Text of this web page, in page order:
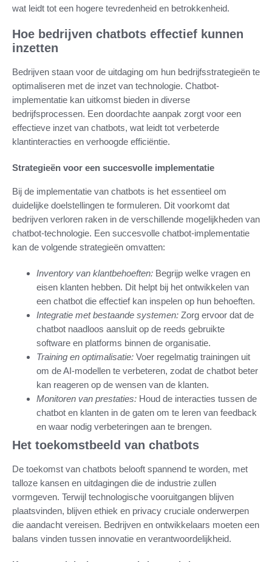
wat leidt tot een hogere tevredenheid en betrokkenheid.
Hoe bedrijven chatbots effectief kunnen
inzetten
Bedrijven staan voor de uitdaging om hun bedrijfsstrategieën te
optimaliseren met de inzet van technologie. Chatbot-
implementatie kan uitkomst bieden in diverse
bedrijfsprocessen. Een doordachte aanpak zorgt voor een
effectieve inzet van chatbots, wat leidt tot verbeterde
klantinteracties en verhoogde efficiëntie.
Strategieën voor een succesvolle implementatie
Bij de implementatie van chatbots is het essentieel om
duidelijke doelstellingen te formuleren. Dit voorkomt dat
bedrijven verloren raken in de verschillende mogelijkheden van
chatbot-technologie. Een succesvolle chatbot-implementatie
kan de volgende strategieën omvatten:
Inventory van klantbehoeften: Begrijp welke vragen en
eisen klanten hebben. Dit helpt bij het ontwikkelen van
een chatbot die effectief kan inspelen op hun behoeften.
Integratie met bestaande systemen: Zorg ervoor dat de
chatbot naadloos aansluit op de reeds gebruikte
software en platforms binnen de organisatie.
Training en optimalisatie: Voer regelmatig trainingen uit
om de AI-modellen te verbeteren, zodat de chatbot beter
kan reageren op de wensen van de klanten.
Monitoren van prestaties: Houd de interacties tussen de
chatbot en klanten in de gaten om te leren van feedback
en waar nodig verbeteringen aan te brengen.
Het toekomstbeeld van chatbots
De toekomst van chatbots belooft spannend te worden, met
talloze kansen en uitdagingen die de industrie zullen
vormgeven. Terwijl technologische vooruitgangen blijven
plaatsvinden, blijven ethiek en privacy cruciale onderwerpen
die aandacht vereisen. Bedrijven en ontwikkelaars moeten een
balans vinden tussen innovatie en verantwoordelijkheid.